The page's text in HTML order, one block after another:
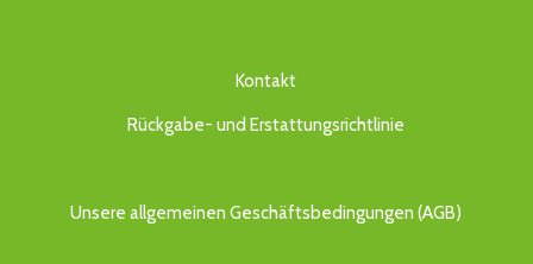
Kontakt
Rückgabe- und Erstattungsrichtlinie
Unsere allgemeinen Geschäftsbedingungen (AGB)